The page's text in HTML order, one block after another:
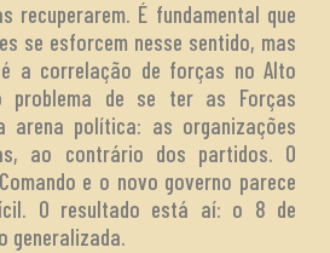
recuperarem. É fundamental que
se esforcem nesse sentido, mas
a correlação de forças no Alto
problema de se ter as Forças
arena política: as organizações
ao contrário dos partidos. O
e o novo governo parece
O resultado está aí: o 8 de
generalizada.